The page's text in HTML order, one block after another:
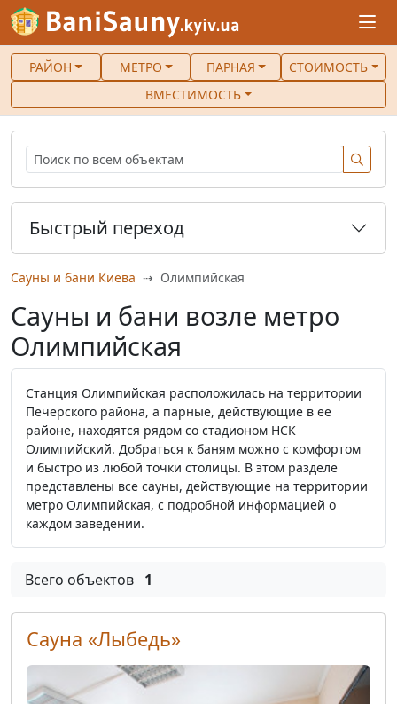
РАЙОН МЕТРО ПАРНАЯ
СТОИМОСТЬ
ВМЕСТИМОСТЬ
Сауны и бани Киева Олимпийская
Сауны и бани возле метро
Олимпийская
Станция Олимпийская расположилась на территории
Печерского района, а парные, действующие в ее
районе, находятся рядом со стадионом НСК
Олимпийский. Добраться к баням можно с комфортом
и быстро из любой точки столицы. В этом разделе
представлены все сауны, действующие на территории
метро Олимпийская, с подробной информацией о
каждом заведении.
Всего объектов 1
Сауна «Лыбедь»
Быстрый переход